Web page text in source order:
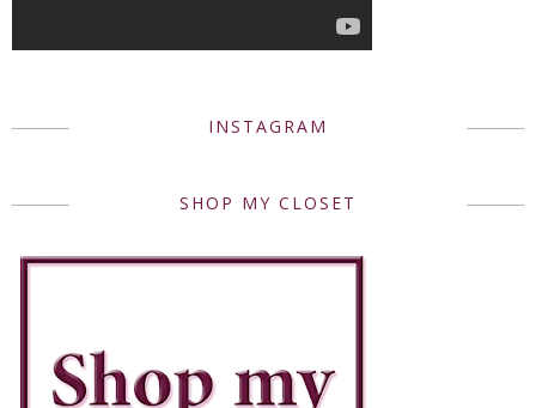
INSTAGRAM
SHOP MY CLOSET